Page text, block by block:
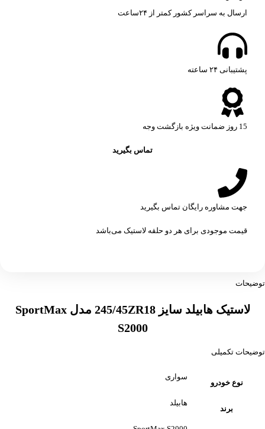
ارسال به سراسر کشور کمتر از ۲۴ساعت
پشتیبانی ۲۴ ساعته​
15 روز ضمانت ویژه بازگشت وجه
تماس بگیرید
جهت مشاوره رایگان تماس بگیرید
قیمت موجودی برای هر دو حلقه لاستیک می‌باشد
توضیحات
لاستیک هابیلد سایز 245/45ZR18 مدل SportMax
S2000
توضیحات تکمیلی
نوع خودرو
سواری
برند
هابیلد